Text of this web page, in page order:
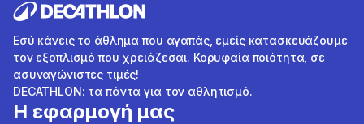
Εσύ κάνεις το άθλημα που αγαπάς, εμείς κατασκευάζουμε
τον εξοπλισμό που χρειάζεσαι. Κορυφαία ποιότητα, σε
ασυναγώνιστες τιμές!
DECATHLON: τα πάντα για τον αθλητισμό.
Η εφαρμογή μας